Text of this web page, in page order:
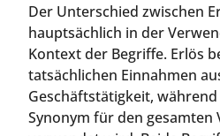
Der Unterschied zwischen
hauptsächlich in der
Kontext der Begriffe. Erlös
tatsächlichen Einnahmen
Geschäftstätigkeit,
Synonym für den gesamten